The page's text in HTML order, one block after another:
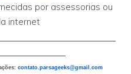
por assessorias ou
internet
contato.parsageeks@gmail.com